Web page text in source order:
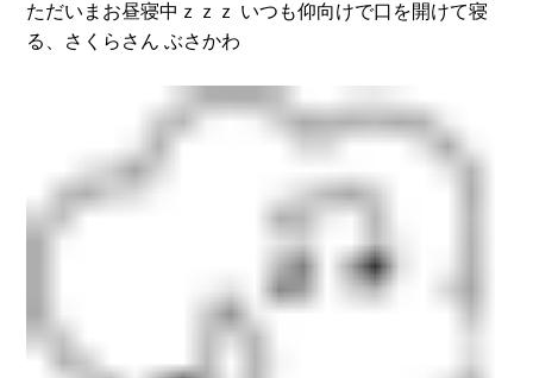
ただいまお昼寝中ｚｚｚ いつも仰向けで口を開けて寝
る、さくらさん ぶさかわ